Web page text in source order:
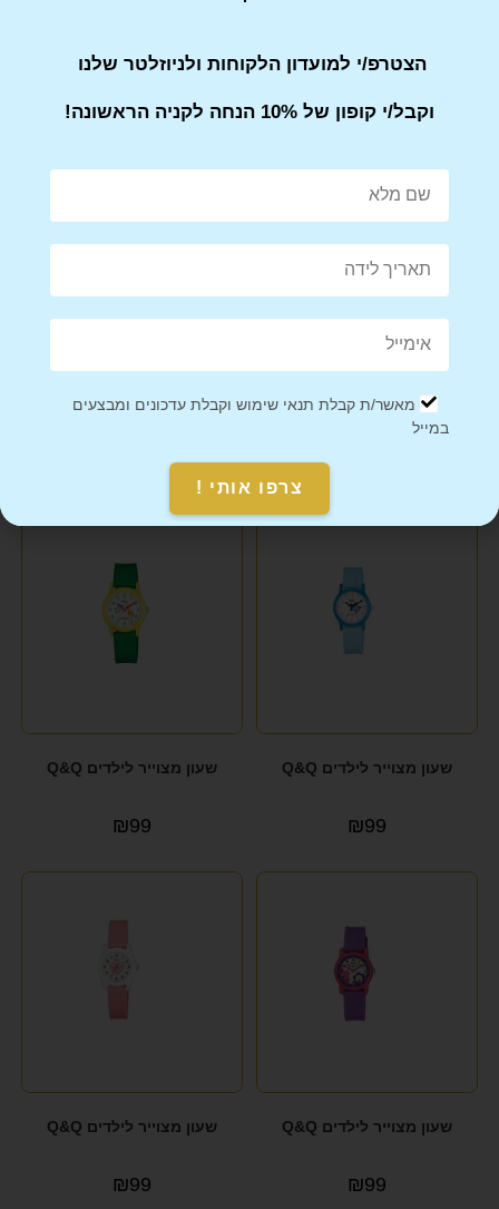
Q&Q קיו קיו
שעון מצוייר לילדים Q&Q
₪99
שעון מצוייר לילדים Q&Q
₪99
שעון מצוייר לילדים Q&Q
₪99
שעון מצוייר לילדים Q&Q
₪99
הצטרפ/י למועדון הלקוחות ולניוזלטר שלנו
וקבל/י קופון של 10% הנחה לקניה הראשונה!
מאשר/ת קבלת תנאי שימוש וקבלת עדכונים ומבצעים
במייל
צרפו אותי !